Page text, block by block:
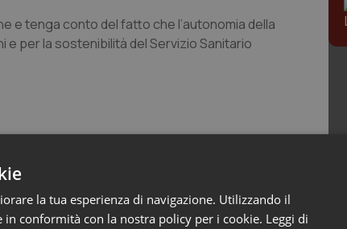
e tenga conto del fatto che l’autonomia della
per la sostenibilità del Servizio Sanitario
la tua esperienza di navigazione. Utilizzando il
conformità con la nostra policy per i cookie. Leggi di